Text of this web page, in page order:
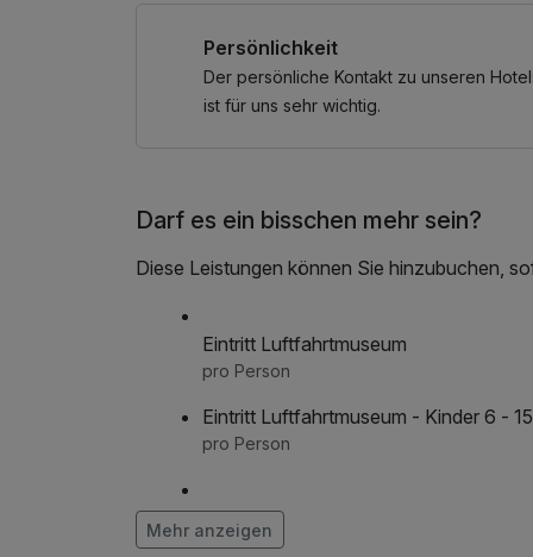
Persönlichkeit
Der persönliche Kontakt zu unseren
ist für uns sehr wichtig.
Darf es ein bisschen mehr sein?
Diese Leistungen können Sie hinzubuchen,
Eintritt Luftfahrtmuseum
pro Person
Eintritt Luftfahrtmuseum - Kinder 6 -
pro Person
pro Person
Mehr anzeigen